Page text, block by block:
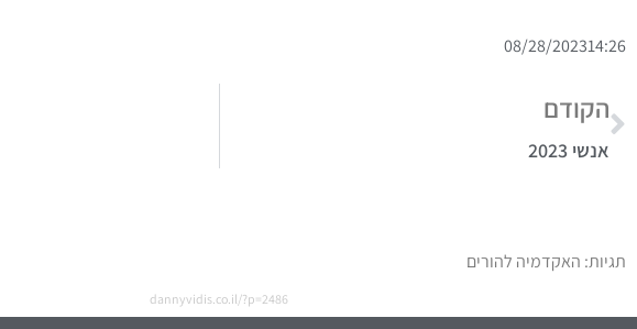
14:26
08/28/2023
הקודם
אנשי 2023
תגיות: האקדמיה להורים
dannyvidis.co.il/?p=2486